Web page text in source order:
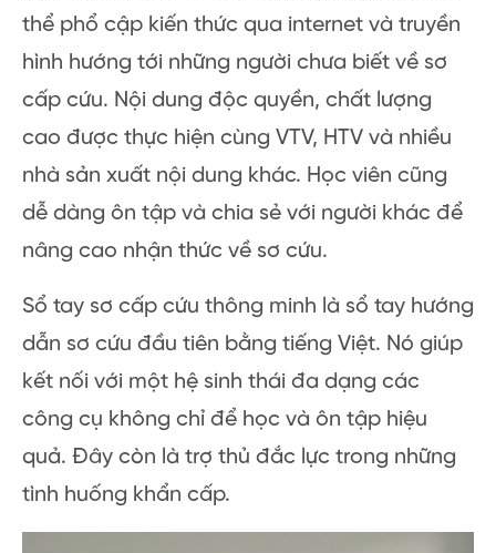
thể phổ cập kiến thức qua internet và truyền
hình hướng tới những người chưa biết về sơ
cấp cứu. Nội dung độc quyền, chất lượng
cao được thực hiện cùng VTV, HTV và nhiều
nhà sản xuất nội dung khác. Học viên cũng
dễ dàng ôn tập và chia sẻ với người khác để
nâng cao nhận thức về sơ cứu.
Sổ tay sơ cấp cứu thông minh là sổ tay hướng
dẫn sơ cứu đầu tiên bằng tiếng Việt. Nó giúp
kết nối với một hệ sinh thái đa dạng các
công cụ không chỉ để học và ôn tập hiệu
quả. Đây còn là trợ thủ đắc lực trong những
tình huống khẩn cấp.